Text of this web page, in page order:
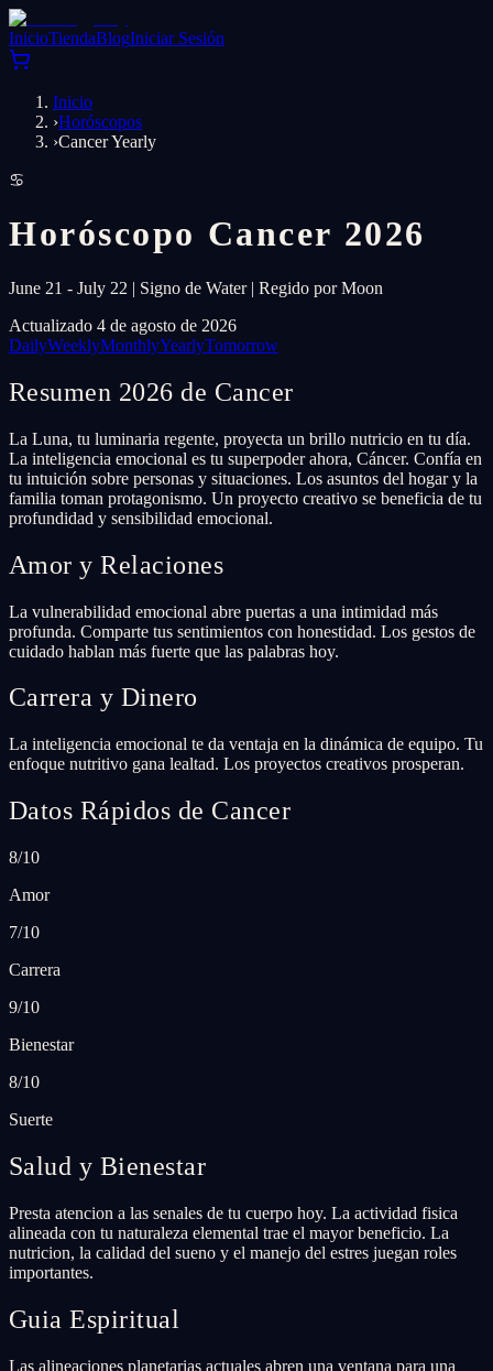
InicioTiendaBlogIniciar Sesión
Inicio
›Horóscopos
›Cancer Yearly
♋
Horóscopo Cancer 2026
June 21 - July 22 | Signo de Water | Regido por Moon
Actualizado 4 de agosto de 2026
DailyWeeklyMonthlyYearlyTomorrow
Resumen 2026 de Cancer
La Luna, tu luminaria regente, proyecta un brillo nutricio en tu día.
La inteligencia emocional es tu superpoder ahora, Cáncer. Confía en
tu intuición sobre personas y situaciones. Los asuntos del hogar y la
familia toman protagonismo. Un proyecto creativo se beneficia de tu
profundidad y sensibilidad emocional.
Amor y Relaciones
La vulnerabilidad emocional abre puertas a una intimidad más
profunda. Comparte tus sentimientos con honestidad. Los gestos de
cuidado hablan más fuerte que las palabras hoy.
Carrera y Dinero
La inteligencia emocional te da ventaja en la dinámica de equipo. Tu
enfoque nutritivo gana lealtad. Los proyectos creativos prosperan.
Datos Rápidos de Cancer
8/10
Amor
7/10
Carrera
9/10
Bienestar
8/10
Suerte
Salud y Bienestar
Presta atencion a las senales de tu cuerpo hoy. La actividad fisica
alineada con tu naturaleza elemental trae el mayor beneficio. La
nutricion, la calidad del sueno y el manejo del estres juegan roles
importantes.
Guia Espiritual
Las alineaciones planetarias actuales abren una ventana para una